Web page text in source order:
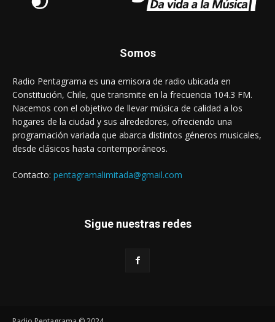
Somos
Radio Pentagrama es una emisora de radio ubicada en
Constitución, Chile, que transmite en la frecuencia 104.3 FM.
Nacemos con el objetivo de llevar música de calidad a los
hogares de la ciudad y sus alrededores, ofreciendo una
programación variada que abarca distintos géneros musicales,
desde clásicos hasta contemporáneos.
Contacto: pentagramalimitada@gmail.com
Sigue nuestras redes